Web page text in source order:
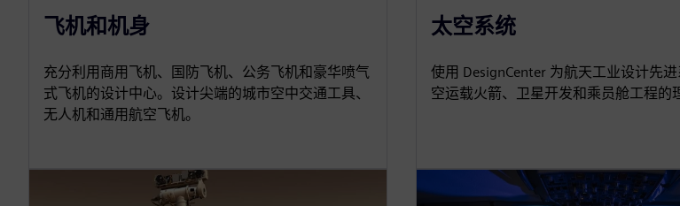
飞机和机身
充分利用商用飞机、国防飞机、公务飞机和豪华喷气
式飞机的设计中心。设计尖端的城市空中交通工具、
无人机和通用航空飞机。
太空系统
使用 DesignCenter 为航天工业设计先
空运载火箭、卫星开发和乘员舱工程的